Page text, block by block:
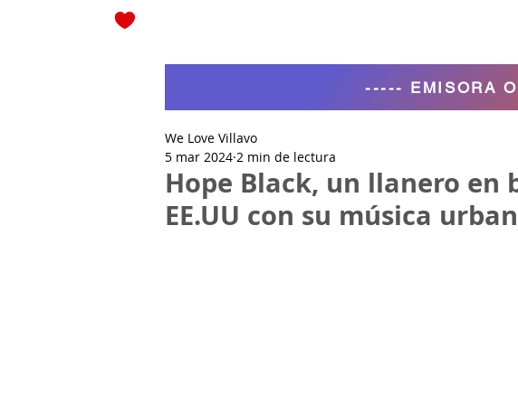
Hope Black, un llanero en
EE.UU con su música
We Love Villavo
5 mar 2024 2 min de lectura
----- EMISORA